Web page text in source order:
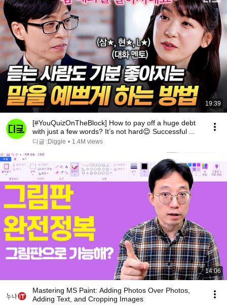
19:39
[#YouQuizOnTheBlock] How to pay off a huge debt
with just a few words? It’s not hard😊 Successful ...
디글 :Diggle • 1.4M views
14:06
Mastering MS Paint: Adding Photos Over Photos,
Adding Text, and Cropping Images